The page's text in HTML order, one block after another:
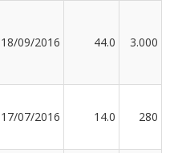
18/09/2016 44.0 3.000
17/07/2016 14.0 280